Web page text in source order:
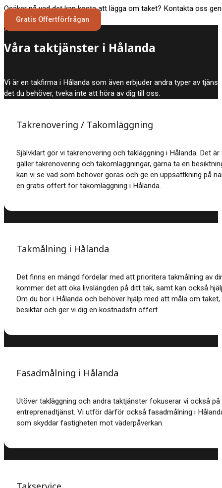
Osäker på vad det kan kosta att lägga om taket? Kontakta oss
Gratis Offertförfrågan
Allt inom tak
Våra taktjänster i Hålanda
Vi är en takfirma i Hålanda som även erbjuder andra typer av
det du behöver, tveka inte att höra av dig till oss.
Takrenovering / Takomläggning
Självklart gör vi takrenovering och takläggning i Hålanda. Det
gäller takrenovering och takomläggningar, gärna ta en
kan vi se vad som behöver göras och ge en uppsattkning på
en gratis offert för takomläggning i Hålanda.
Takmålning i Hålanda
Det finns en mängd fördelar med att prioritera takmålning av
kommer det att öka livslängden på ditt tak, samt kan också
Om du bor i Hålanda och behöver hjälp med att måla om
besiktar och ger vi dig en kostnadsfri offert.
Fasadmålning i Hålanda
Utöver takläggning och andra taktjänster fokuserar vi också
entreprenadtjänst. Vi utför därför också fasadmålning i
som skyddar fastigheten mot väderpåverkan.